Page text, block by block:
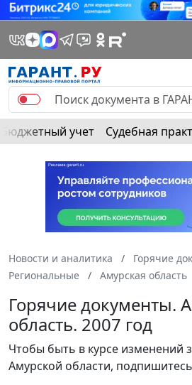
Бюджетный учет Судебная
Новости и аналитика
Горячие
Региональные
Амурская область
Горячие документы.
область. 2007 год
Чтобы быть в курсе изменений
Амурской области,